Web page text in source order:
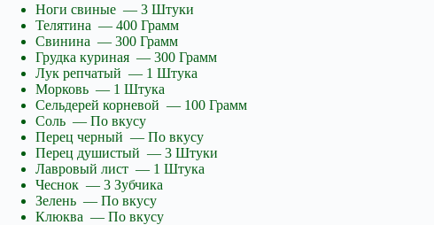
Ноги свиные — 3 Штуки
Телятина — 400 Грамм
Свинина — 300 Грамм
Грудка куриная — 300 Грамм
Лук репчатый — 1 Штука
Морковь — 1 Штука
Сельдерей корневой — 100 Грамм
Соль — По вкусу
Перец черный — По вкусу
Перец душистый — 3 Штуки
Лавровый лист — 1 Штука
Чеснок — 3 Зубчика
Зелень — По вкусу
Клюква — По вкусу